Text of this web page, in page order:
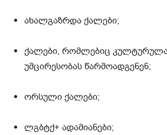
ახალგაზრდა ქალები;
ქალები, რომლებიც
უმცირესობას წარმოადგენენ;
ორსული ქალები;
ლგბტქ+ ადამიანები;